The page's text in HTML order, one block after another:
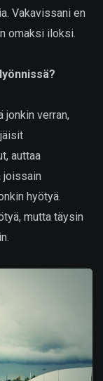
Vakavissani en
omaksi iloksi.
jonkin verran,
auttaa
joissain
hyötyä.
mutta täysin